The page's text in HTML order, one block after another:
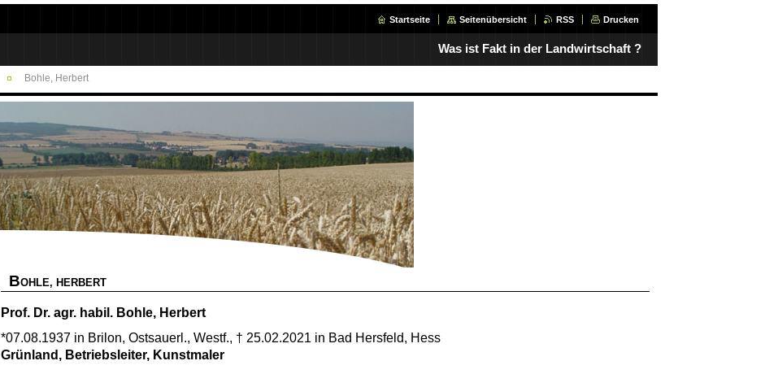
Startseite Seitenübersicht RSS Drucken
Was ist Fakt in der Landwirtschaft ?
Bohle, Herbert
BOHLE, HERBERT
Prof. Dr. agr. habil. Bohle, Herbert
*07.08.1937 in Brilon, Ostsauerl., Westf., † 25.02.2021 in Bad Hersfeld, Hess
Grünland, Betriebsleiter, Kunstmaler